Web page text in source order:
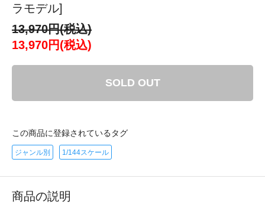
ラモデル]
13,970円(税込)
13,970円(税込)
SOLD OUT
この商品に登録されているタグ
ジャンル別 1/144スケール
商品の説明